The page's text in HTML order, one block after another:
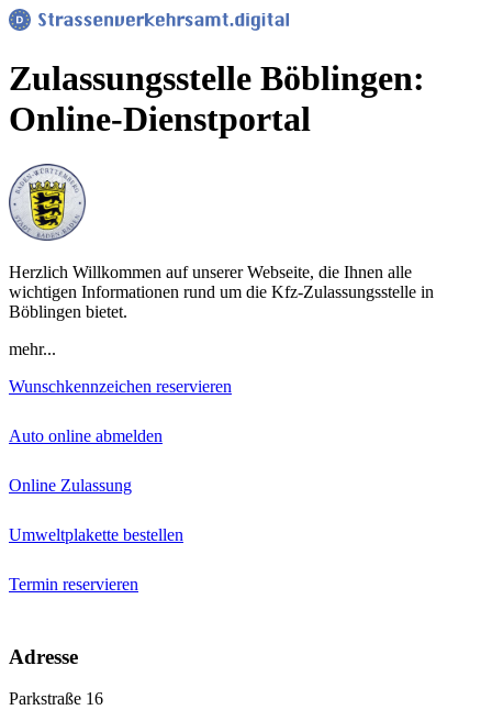
Zulassungsstelle Böblingen:
Online-Dienstportal
Herzlich Willkommen auf unserer Webseite, die Ihnen alle
wichtigen Informationen rund um die Kfz-Zulassungsstelle in
Böblingen bietet.
mehr...
Wunschkennzeichen reservieren
Auto online abmelden
Online Zulassung
Umweltplakette bestellen
Termin reservieren
Adresse
Parkstraße 16